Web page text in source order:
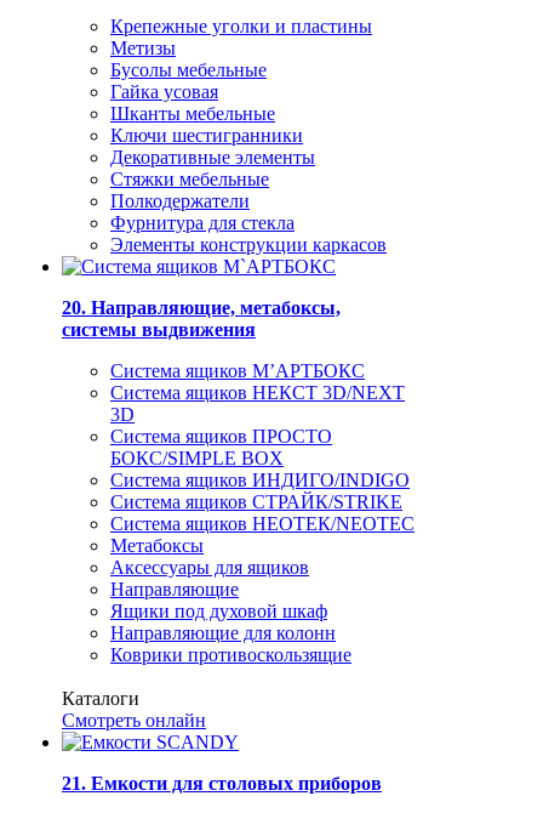
Крепежные уголки и пластины
Метизы
Бусолы мебельные
Гайка усовая
Шканты мебельные
Ключи шестигранники
Декоративные элементы
Стяжки мебельные
Полкодержатели
Фурнитура для стекла
Элементы конструкции каркасов
20. Направляющие, метабоксы,
системы выдвижения
Система ящиков М’АРТБОКС
Система ящиков НЕКСТ 3D/NEXT
3D
Система ящиков ПРОСТО
БОКС/SIMPLE BOX
Система ящиков ИНДИГО/INDIGO
Система ящиков СТРАЙК/STRIKE
Система ящиков НЕОТЕК/NEOTEC
Метабоксы
Аксессуары для ящиков
Направляющие
Ящики под духовой шкаф
Направляющие для колонн
Коврики противоскользящие
Каталоги
Смотреть онлайн
21. Емкости для столовых приборов